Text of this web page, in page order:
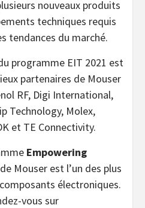
nouveaux produits
techniques requis
tendances du marché.
programme EIT 2021 est
partenaires de Mouser
RF, Digi International,
Technology, Molex,
et TE Connectivity.
Empowering
de Mouser est l’un des plus
électroniques.
vous sur